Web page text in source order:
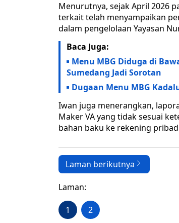
Menurutnya, sejak April 2026
terkait telah menyampaikan
dalam pengelolaan Yayasan
Baca Juga:
Menu MBG Diduga di
Sumedang Jadi Sorotan
Dugaan Menu MBG
Iwan juga menerangkan,
Maker VA yang tidak sesuai
bahan baku ke rekening
Laman berikutnya
Laman:
1 2